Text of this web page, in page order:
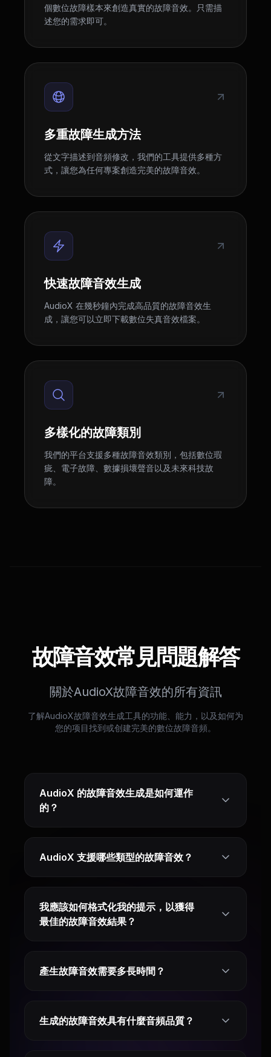
個數位故障樣本來創造真實的故障音效。只需描
述您的需求即可。
多重故障生成方法
從文字描述到音頻修改，我們的工具提供多種方
式，讓您為任何專案創造完美的故障音效。
快速故障音效生成
AudioX 在幾秒鐘內完成高品質的故障音效生
成，讓您可以立即下載數位失真音效檔案。
多樣化的故障類別
我們的平台支援多種故障音效類別，包括數位瑕
疵、電子故障、數據損壞聲音以及未來科技故
障。
故障音效常見問題解答
關於AudioX故障音效的所有資訊
了解AudioX故障音效生成工具的功能、能力，以及如何为
您的项目找到或创建完美的數位故障音頻。
AudioX 的故障音效生成是如何運作
的？
AudioX 支援哪些類型的故障音效？
我應該如何格式化我的提示，以獲得
最佳的故障音效結果？
產生故障音效需要多長時間？
生成的故障音效具有什麼音頻品質？